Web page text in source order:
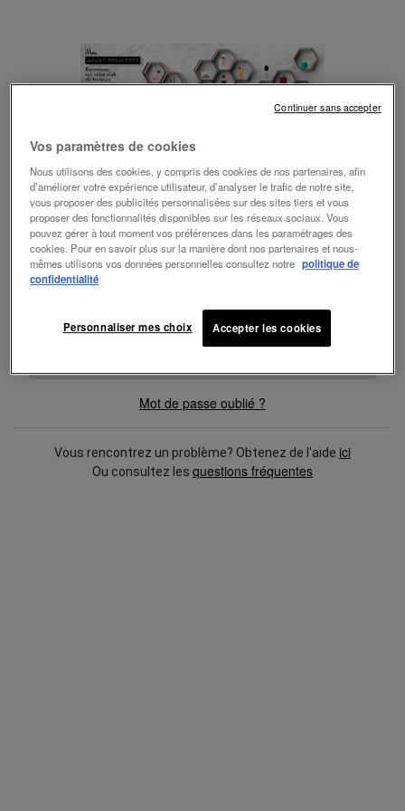
Connexion
Mes Avant-Premières
E-mail
Mot de passe oublié ?
Vous rencontrez un problème? Obtenez de l'aide ici
Ou consultez les questions fréquentes
Vos paramètres de cookies
Nous utilisons des cookies, y compris des cookies de nos partenaires, afin
d’améliorer votre expérience utilisateur, d’analyser le trafic de notre site,
vous proposer des publicités personnalisées sur des sites tiers et vous
proposer des fonctionnalités disponibles sur les réseaux sociaux. Vous
pouvez gérer à tout moment vos préférences dans les paramétrages des
cookies. Pour en savoir plus sur la manière dont nos partenaires et nous-
mêmes utilisons vos données personnelles consultez notre politique de
confidentialité
Accepter les cookies
Personnaliser mes choix
Continuer sans accepter